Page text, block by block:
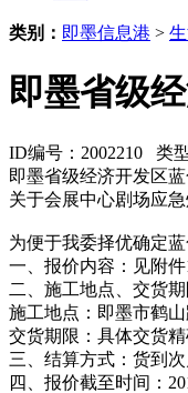
类别： 即墨信息港 >
即墨省级
ID编号：2002210 类型
即墨省级经济开发区
关于会展中心剧场应
为便于我委择优确定
一、报价内容：见附
二、施工地点、交货期
施工地点：即墨市鹤
交货期限：具体交货
三、结算方式：货到
四、报价截至时间：